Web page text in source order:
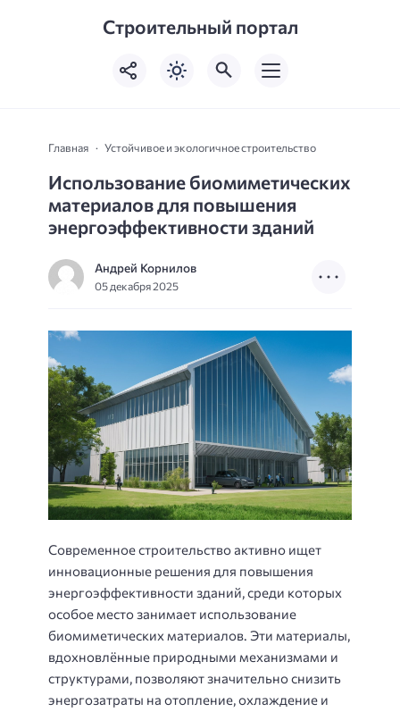
Строительный портал
Главная Устойчивое и экологичное строительство
Использование биомиметических
материалов для повышения
энергоэффективности зданий
Андрей Корнилов
05 декабря 2025
Современное строительство активно ищет
инновационные решения для повышения
энергоэффективности зданий, среди которых
особое место занимает использование
биомиметических материалов. Эти материалы,
вдохновлённые природными механизмами и
структурами, позволяют значительно снизить
энергозатраты на отопление, охлаждение и